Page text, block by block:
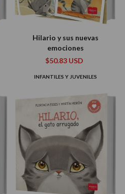
Hilario y sus nuevas
emociones
$50.83 USD
INFANTILES Y JUVENILES